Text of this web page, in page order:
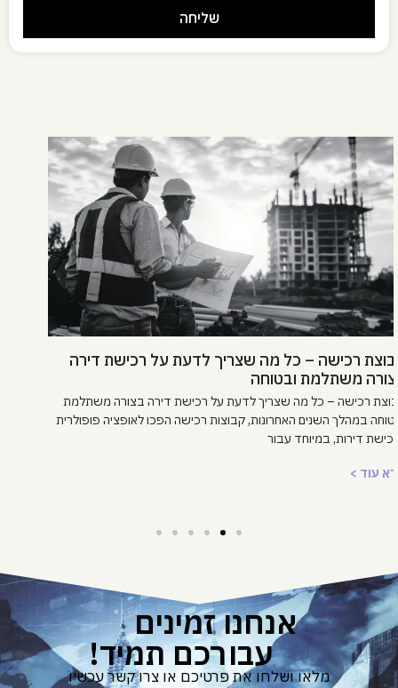
שליחה
Alternative:
שערי עכו – הזדמנות נדל"ן להשקעה בצפון
שערי עכו – הזדמנות נדל"ן להשקעה בצפון מחפשים עסקת פריסייל
מכפילת הון בצפון? שערי עכו היא ההזדמנות להשקיע בפרויקט עירוני
חדשני לפני כולם! עם תשתיות
אנחנו זמינים
עבורכם תמיד!
מלאו ושלחו את פרטיכם או צרו קשר עכשיו